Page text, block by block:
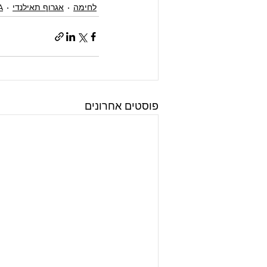
לחימה אגרוף תאילנדי
פוסטים אחרונים